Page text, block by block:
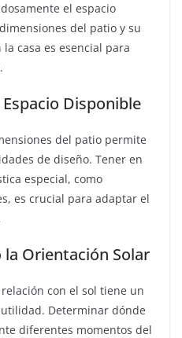
el espacio
del patio y su
casa es esencial para
Disponible
del patio permite
de diseño. Tener en
especial, como
es crucial para adaptar el
la Orientación Solar
con el sol tiene un
Determinar dónde
diferentes momentos del